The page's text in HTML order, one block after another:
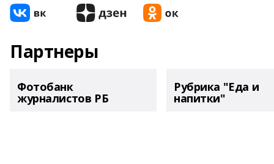
Партнеры
Фотобанк
журналистов РБ
Рубрика "Еда и
напитки"